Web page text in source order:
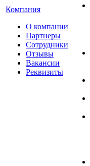
Компания
О компании
Партнеры
Сотрудники
Отзывы
Вакансии
Реквизиты